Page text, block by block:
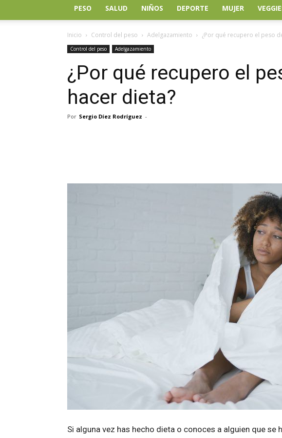
PESO SALUD NIÑOS DEPORTE MUJER
Inicio Control del peso Adelgazamiento ¿Por qué recupero el peso
Control del peso Adelgazamiento
¿Por qué recupero el
hacer dieta?
Por Sergio Díez Rodríguez -
Si alguna vez has hecho dieta o conoces a alguien que se